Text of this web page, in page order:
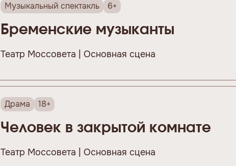
Музыкальный спектакль 6+
Бременские музыканты
Театр Моссовета | Основная сцена
Драма 18+
Человек в закрытой комнате
Театр Моссовета | Основная сцена